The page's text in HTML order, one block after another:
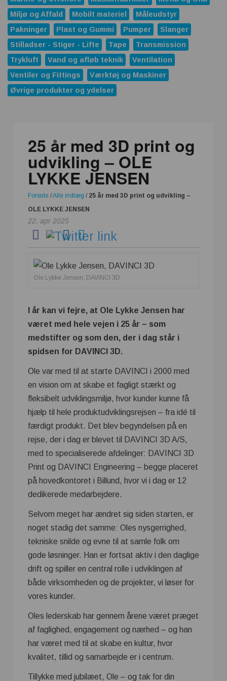
Rensning af SPILDEVAND
Krympeflex vs. strømpeflex – hvornår giver hvilken løsning
mening?
Temperaturmapping dokumenterer det, øjet ikke kan se
Parker lancerer den højst alsidige PE06M-serie med
proportionale trykreduktionsventiler
IE5-elmotorer sætter nye standarder for energieffektivitet i
industrien
Ved du, hvornår produktet ændrer sig?
Elektromotoren er drivkraften bag moderne industri
Miljø og Affald
Mobilt materiel
Måleudstyr
Pakninger
Plast og Gummi Pumper
Slanger
Stilladser - Stiger - Lifte
Tape
Transmission
Trykluft
Vand og afløb teknik
Ventilation
Ventiler og Fittings
Værktøj og Maskiner
Øvrige produkter og ydelser
25 år med 3D print og
udvikling – OLE
LYKKE JENSEN
Forside /Alle indlæg / 25 år med 3D print og udvikling –
OLE LYKKE JENSEN
22. apr 2025
Ole Lykke Jensen, DAVINCI 3D
I år kan vi fejre, at Ole Lykke Jensen har
været med hele vejen i 25 år – som
medstifter og som den, der i dag står i
spidsen for DAVINCI 3D.
Ole var med til at starte DAVINCI i 2000 med
en vision om at skabe et fagligt stærkt og
fleksibelt udviklingsmiljø, hvor kunder kunne få
hjælp til hele produktudviklingsrejsen – fra idé til
færdigt produkt. Det blev begyndelsen på en
rejse, der i dag er blevet til DAVINCI 3D A/S,
med to specialiserede afdelinger: DAVINCI 3D
Print og DAVINCI Engineering – begge placeret
på hovedkontoret i Billund, hvor vi i dag er 12
dedikerede medarbejdere.
Selvom meget har ændret sig siden starten, er
noget stadig det samme: Oles nysgerrighed,
tekniske snilde og evne til at samle folk om
gode løsninger. Han er fortsat aktiv i den daglige
drift og spiller en central rolle i udviklingen af
både virksomheden og de projekter, vi løser for
vores kunder.
Oles lederskab har gennem årene været præget
af faglighed, engagement og nærhed – og han
har været med til at skabe en kultur, hvor
kvalitet, tillid og samarbejde er i centrum.
Tillykke med jubilæet, Ole – og tak for din